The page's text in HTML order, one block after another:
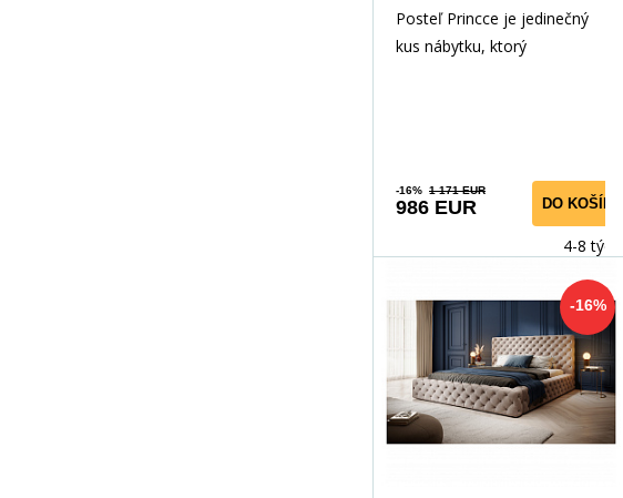
Posteľ Princce je jedinečný
kus nábytku, ktorý
-16% 1 171 EUR
986 EUR DO KOŠÍKA
4-8 týdnů
-16%